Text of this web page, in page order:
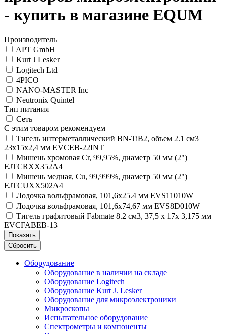
- купить в магазине EQUM
Производитель
APT GmbH
Kurt J Lesker
Logitech Ltd
4PICO
NANO-MASTER Inc
Neutronix Quintel
Тип питания
Сеть
С этим товаром рекомендуем
Тигель интерметаллический BN-TiB2, объем 2.1 см3
23х15х2,4 мм EVCEB-22INT
Мишень хромовая Cr, 99,95%, диаметр 50 мм (2")
EJTCRXX352A4
Мишень медная, Cu, 99,999%, диаметр 50 мм (2")
EJTCUXX502A4
Лодочка вольфрамовая, 101,6х25.4 мм EVS11010W
Лодочка вольфрамовая, 101,6х74,67 мм EVS8D010W
Тигель графитовый Fabmate 8.2 см3, 37,5 х 17х 3,175 мм
EVCFABEB-13
Показать
Сбросить
Оборудование
Оборудование в наличии на складе
Оборудование Logitech
Оборудование Kurt J. Lesker
Оборудование для микроэлектроники
Микроскопы
Испытательное оборудование
Спектрометры и компоненты